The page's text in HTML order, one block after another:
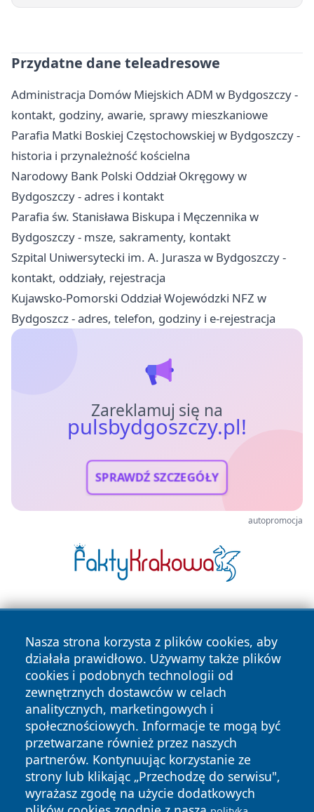
Przydatne dane teleadresowe
Administracja Domów Miejskich ADM w Bydgoszczy -
kontakt, godziny, awarie, sprawy mieszkaniowe
Parafia Matki Boskiej Częstochowskiej w Bydgoszczy -
historia i przynależność kościelna
Narodowy Bank Polski Oddział Okręgowy w
Bydgoszczy - adres i kontakt
Parafia św. Stanisława Biskupa i Męczennika w
Bydgoszczy - msze, sakramenty, kontakt
Szpital Uniwersytecki im. A. Jurasza w Bydgoszczy -
kontakt, oddziały, rejestracja
Kujawsko-Pomorski Oddział Wojewódzki NFZ w
Bydgoszcz - adres, telefon, godziny i e-rejestracja
Zareklamuj się na
pulsbydgoszczy.pl!
SPRAWDŹ SZCZEGÓŁY
autopromocja
Nasza strona korzysta z plików cookies, aby
działała prawidłowo. Używamy także plików
cookies i podobnych technologii od
zewnętrznych dostawców w celach
analitycznych, marketingowych i
społecznościowych. Informacje te mogą być
przetwarzane również przez naszych
partnerów. Kontynuując korzystanie ze
strony lub klikając „Przechodzę do serwisu",
wyrażasz zgodę na użycie dodatkowych
Copyright © 2026 pulsbydgoszczy.pl Wszystkie prawa
zastrzeżone.
News Autorzy
Polityka
Prywatności
Polityka
Cookies